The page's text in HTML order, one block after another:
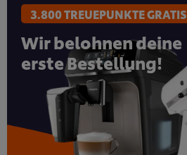
3.800 TREUEPUNKTE GRATIS
Wir belohnen deine
erste Bestellung!